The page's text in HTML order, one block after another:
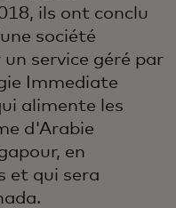
ils ont conclu
société
service géré par
Immediate
alimente les
d'Arabie
en
et qui sera